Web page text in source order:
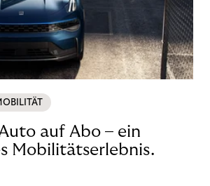
auf Abo – ein
Mobilitätserlebnis.